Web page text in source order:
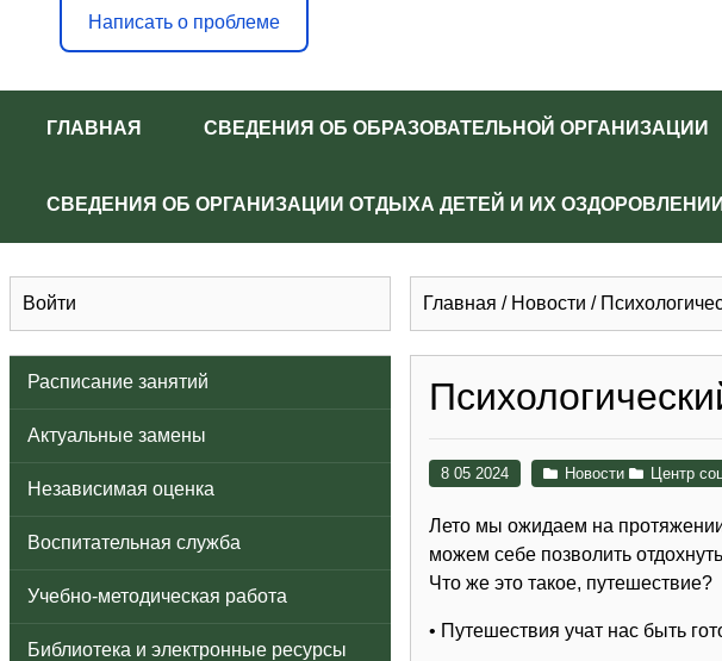
Написать о проблеме
ГЛАВНАЯ СВЕДЕНИЯ ОБ ОБРАЗОВАТЕЛЬНОЙ ОРГАНИЗАЦИИ
СВЕДЕНИЯ ОБ ОРГАНИЗАЦИИ ОТДЫХА ДЕТЕЙ И ИХ ОЗДОРОВЛЕНИИ
Войти
Расписание занятий
Актуальные замены
Независимая оценка
Воспитательная служба
Учебно-методическая работа
Библиотека и электронные ресурсы
Главная / Новости /
8 05 2024 Новости Центр
Лето мы ожидаем на протяжении
можем себе позволить
Что же это такое, путешествие?
• Путешествия учат нас быть